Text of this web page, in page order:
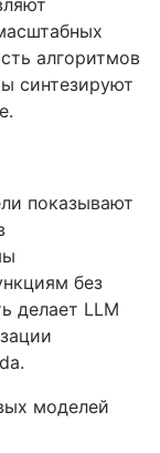
алгоритмов
синтезируют
показывают
без
делает LLM
моделей